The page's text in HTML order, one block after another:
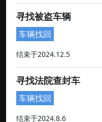
寻找被盗车辆
车辆找回
结束于2024.12.5
寻找法院查封车
车辆找回
结束于2024.8.6